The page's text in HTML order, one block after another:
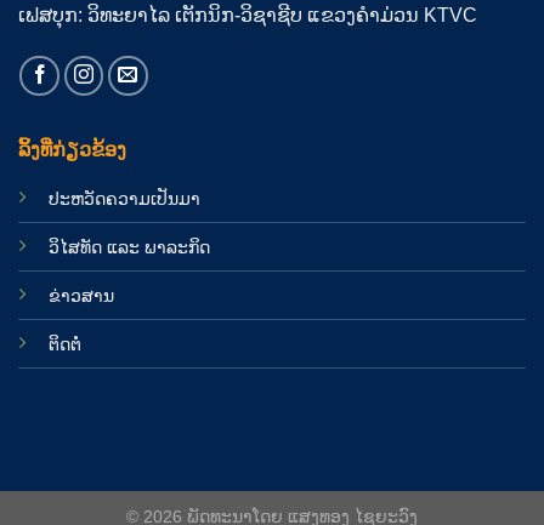
ເຟສບຸກ: ວິທະຍາໄລ ເຕັກນິກ-ວິຊາຊີບ ແຂວງຄຳມ່ວນ KTVC
ລິ້ງທີ່ກ່ຽວຂ້ອງ
ປະຫວັດຄວາມເປັນມາ
ວິໄສທັດ ແລະ ພາລະກິດ
ຂ່າວສານ
ຕິດຕໍ່
© 2026 ພັດທະນາໂດຍ ແສງທອງ ໄຊຍະວົງ